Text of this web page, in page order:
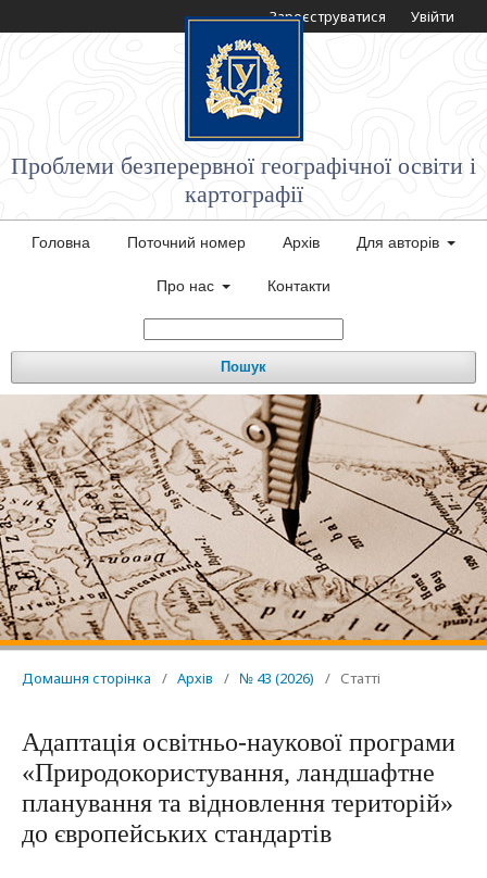
Проблеми безперервної географічної освіти і
картографії
Головна Поточний номер Архів Для авторів
Про нас Контакти
Пошук
Зареєструватися Увійти
Домашня сторінка / Архів / № 43 (2026) / Статті
Адаптація освітньо-наукової програми
«Природокористування, ландшафтне
планування та відновлення територій»
до європейських стандартів